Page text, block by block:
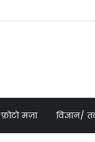
फ़ोटो मज़ा विज्ञान/